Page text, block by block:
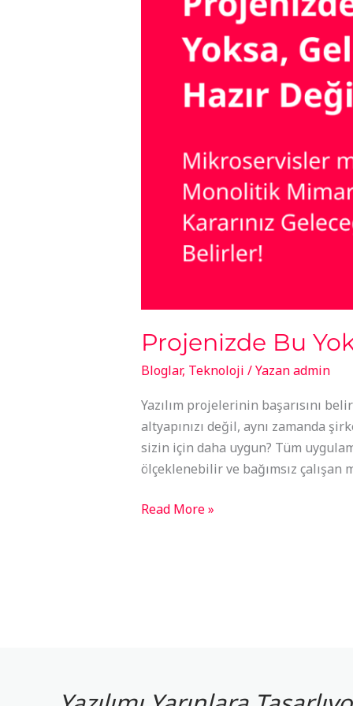
Projenizde Bu
Bloglar, Teknoloji / Yazanadmin
Yazılım projelerinin başarısını
altyapınızı değil, aynı zamanda
sizin için daha uygun? Tüm
ölçeklenebilir ve bağımsız
Read More »